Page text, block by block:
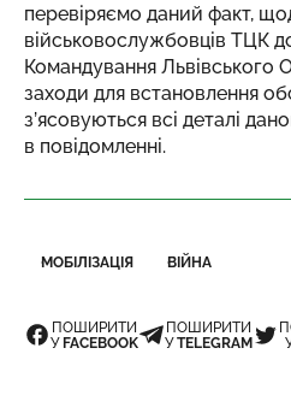
перевіряємо даний факт,
військовослужбовців ТЦК
Командування Львівського
заходи для встановлення
з’ясовуються всі деталі
в повідомленні.
МОБІЛІЗАЦІЯ ВІЙНА
ПОШИРИТИ
У FACEBOOK
ПОШИРИТИ
УTELEGRAM